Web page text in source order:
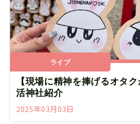
ライブ
【現場に精神を捧げるオタ
活神社紹介
2025年03月03日